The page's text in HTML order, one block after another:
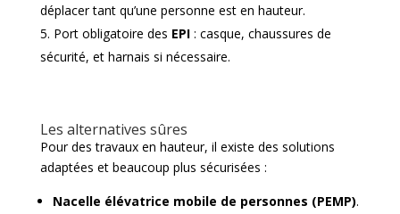
déplacer tant qu’une personne est en hauteur.
Port obligatoire des EPI : casque, chaussures de
sécurité, et harnais si nécessaire.
Les alternatives sûres
Pour des travaux en hauteur, il existe des solutions
adaptées et beaucoup plus sécurisées :
Nacelle élévatrice mobile de personnes (PEMP).